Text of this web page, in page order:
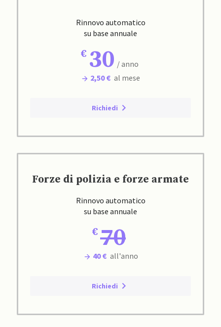
Rinnovo automatico
su base annuale
30 / anno
2,50 € al mese
Richiedi
Forze di polizia e forze armate
Rinnovo automatico
su base annuale
70
40 € all'anno
Richiedi